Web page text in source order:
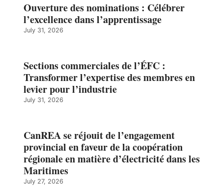
Ouverture des nominations : Célébrer
l’excellence dans l’apprentissage
July 31, 2026
Sections commerciales de l’ÉFC :
Transformer l’expertise des membres en
levier pour l’industrie
July 31, 2026
CanREA se réjouit de l’engagement
provincial en faveur de la coopération
régionale en matière d’électricité dans les
Maritimes
July 27, 2026